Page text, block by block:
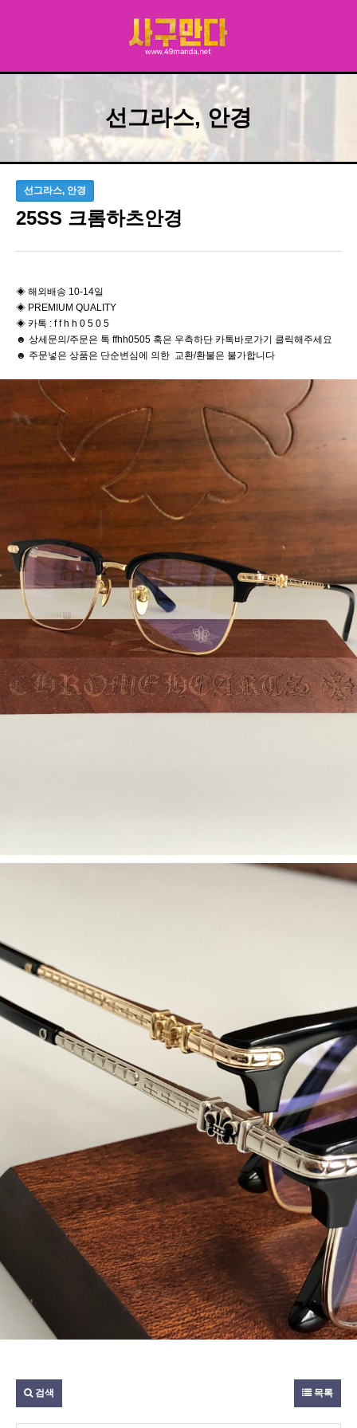
선그라스, 안경
선그라스, 안경
25SS 크롬하츠안경
◈ 해외배송 10-14일
◈ PREMIUM QUALITY
◈ 카톡 : f f h h 0 5 0 5
☻ 상세문의/주문은 톡 ffhh0505 혹은 우측하단 카톡바로가기 클릭해주세요
☻ 주문넣은 상품은 단순변심에 의한 교환/환불은 불가합니다
검색 목록